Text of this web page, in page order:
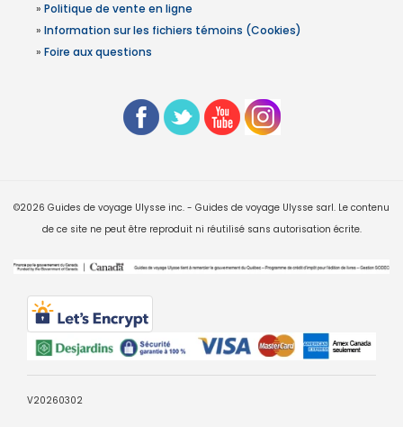
» Politique de vente en ligne
» Information sur les fichiers témoins (Cookies)
» Foire aux questions
©2026 Guides de voyage Ulysse inc. - Guides de voyage Ulysse sarl. Le contenu
de ce site ne peut être reproduit ni réutilisé sans autorisation écrite.
V20260302